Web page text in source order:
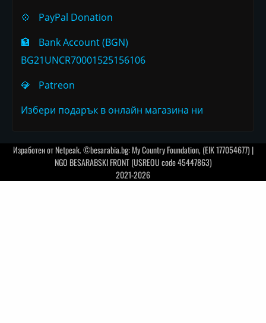
💠
PayPal Donation
🏦
Bank Account (BGN)
BG21UNCR70001525156106
💎
Patreon
Избери подарък в онлайн магазина ни
Изработен отNetpeak. ©besarabia.bg: My Country Foundation, (EIK 177054677) |
NGO BESARABSKI FRONT (USREOU code 45447863)
2021-2026